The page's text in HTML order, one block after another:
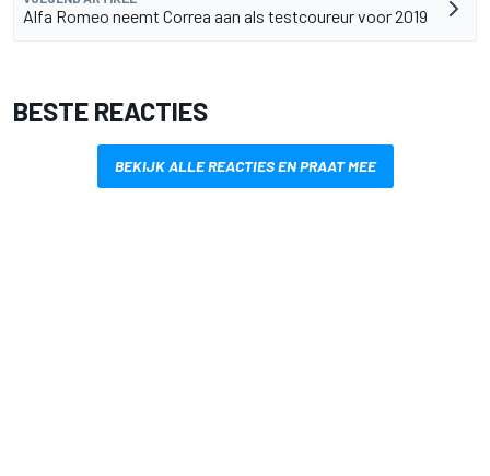
Alfa Romeo neemt Correa aan als testcoureur voor 2019
BESTE REACTIES
BEKIJK ALLE REACTIES EN PRAAT MEE